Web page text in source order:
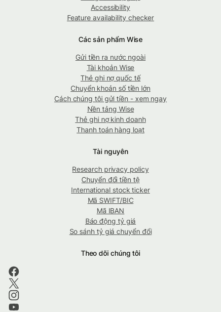
Accessibility
Feature availability checker
Các sản phẩm Wise
Gửi tiền ra nước ngoài
Tài khoản Wise
Thẻ ghi nợ quốc tế
Chuyển khoản số tiền lớn
Cách chúng tôi gửi tiền - xem ngay
Nền tảng Wise
Thẻ ghi nợ kinh doanh
Thanh toán hàng loạt
Tài nguyên
Research privacy policy
Chuyển đổi tiền tệ
International stock ticker
Mã SWIFT/BIC
Mã IBAN
Báo động tỷ giá
So sánh tỷ giá chuyển đổi
Theo dõi chúng tôi